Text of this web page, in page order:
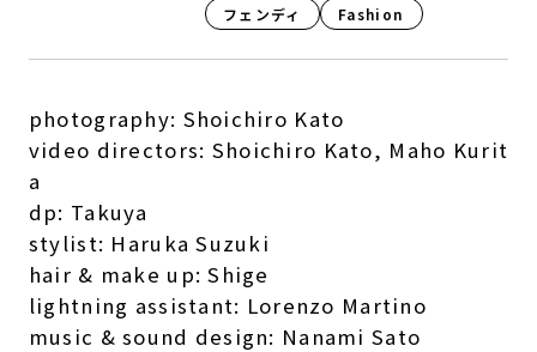
フェンディ Fashion​
photography: Shoichiro Kato
video directors: Shoichiro Kato, Maho Kurit
a
dp: Takuya
stylist: Haruka Suzuki
hair & make up: Shige
lightning assistant: Lorenzo Martino
music & sound design: Nanami Sato